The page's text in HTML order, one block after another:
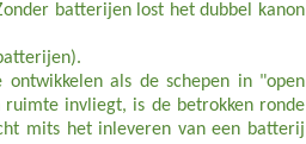
batterijen lost het dubbel kanon
als de schepen in "open
invliegt, is de betrokken ronde
mits het inleveren van een batterij